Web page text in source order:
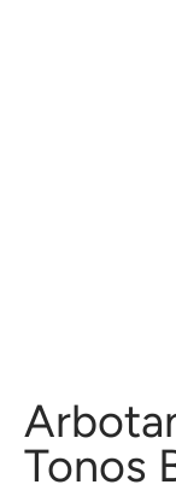
Arbotante Led 10
Tonos